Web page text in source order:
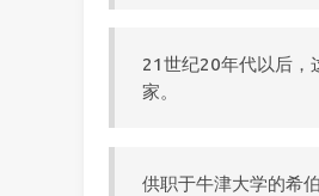
21世纪20年代以后，
家。
供职于牛津大学的希